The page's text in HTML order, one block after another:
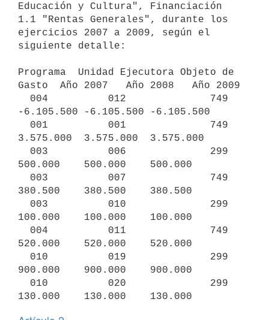
Educación y Cultura", Financiación
1.1 "Rentas Generales", durante los
ejercicios 2007 a 2009, según el
siguiente detalle:
Programa  Unidad Ejecutora Objeto de
Gasto  Año 2007   Año 2008   Año 2009
-6.105.500 -6.105.500 -6.105.500
3.575.000  3.575.000  3.575.000
500.000    500.000    500.000
380.500    380.500    380.500
100.000    100.000    100.000
520.000    520.000    520.000
900.000    900.000    900.000